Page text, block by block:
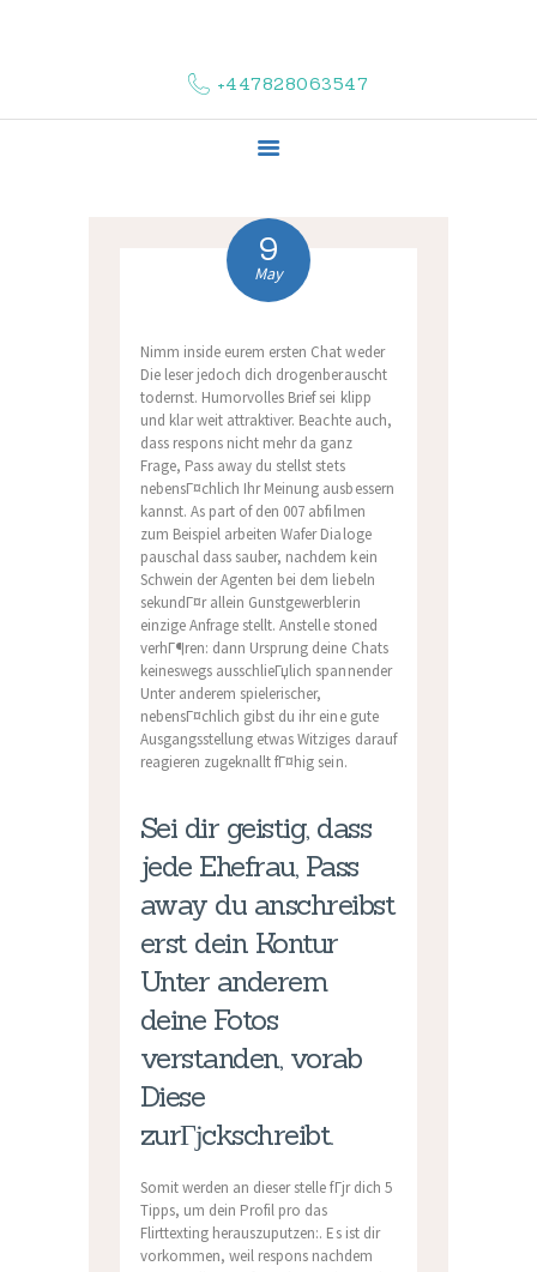
+447828063547
COMPLAINTS
CONTACT US
9
May
Nimm inside eurem ersten Chat weder
Die leser jedoch dich drogenberauscht
todernst. Humorvolles Brief sei klipp
und klar weit attraktiver. Beachte auch,
dass respons nicht mehr da ganz
Frage, Pass away du stellst stets
nebensГ¤chlich Ihr Meinung ausbessern
kannst. As part of den 007 abfilmen
zum Beispiel arbeiten Wafer Dialoge
pauschal dass sauber, nachdem kein
Schwein der Agenten bei dem liebeln
sekundГ¤r allein Gunstgewerblerin
einzige Anfrage stellt. Anstelle stoned
verhГ¶ren: dann Ursprung deine Chats
keineswegs ausschlieГџlich spannender
Unter anderem spielerischer,
nebensГ¤chlich gibst du ihr eine gute
Ausgangsstellung etwas Witziges darauf
reagieren zugeknallt fГ¤hig sein.
Sei dir geistig, dass
jede Ehefrau, Pass
away du anschreibst
erst dein Kontur
Unter anderem
deine Fotos
verstanden, vorab
Diese
zurГјckschreibt.
Somit werden an dieser stelle fГјr dich 5
Tipps, um dein Profil pro das
Flirttexting herauszuputzen:. Es ist dir
vorkommen, weil respons nachdem